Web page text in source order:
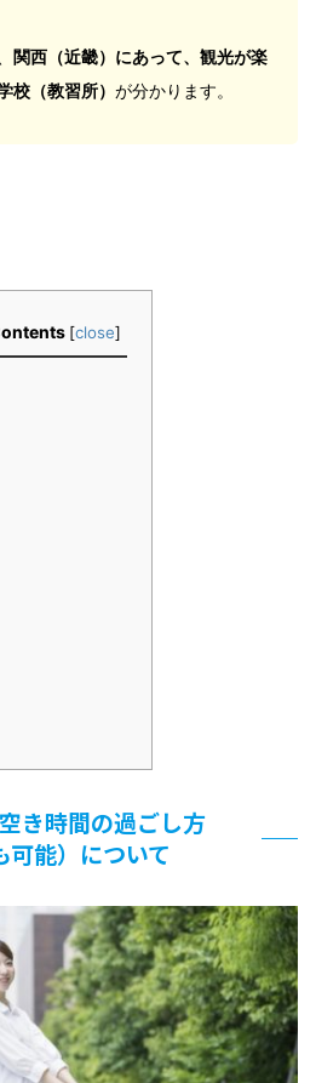
関西（近畿）にあって、観光が楽
校（教習所） が分かります。
[close]
き時間の過ごし方
可能）について